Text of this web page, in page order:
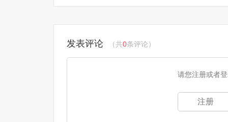
发表评论 （共0条评论）
请您注册或者
注册